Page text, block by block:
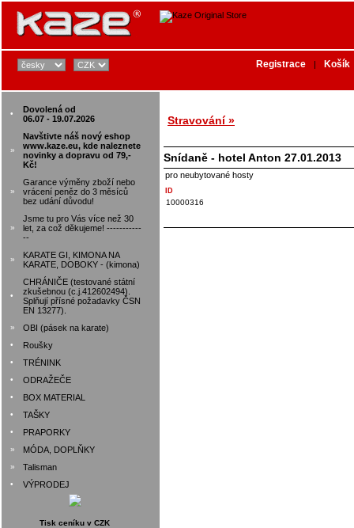
•
Dovolená od
06.07 - 19.07.2026
»
Navštivte náš nový eshop
www.kaze.eu, kde naleznete
novinky a dopravu od 79,-
Kč!
»
Garance výměny zboží nebo
vrácení peněz do 3 měsíců
bez udání důvodu!
»
Jsme tu pro Vás více než 30
let, za což děkujeme! -----------
--
»
KARATE GI, KIMONA NA
KARATE, DOBOKY - (kimona)
•
CHRÁNIČE (testované státní
zkušebnou (c.j.412602494).
Splňují přísné požadavky ČSN
EN 13277).
» OBI (pásek na karate)
• Roušky
• TRÉNINK
• ODRAŽEČE
• BOX MATERIAL
• TAŠKY
• PRAPORKY
» MÓDA, DOPLŇKY
» Talisman
• VÝPRODEJ
Tisk ceníku v CZK
Registrace | Košík
Stravování »
Snídaně - hotel Anton 27.01.2013
pro neubytované hosty
ID
10000316